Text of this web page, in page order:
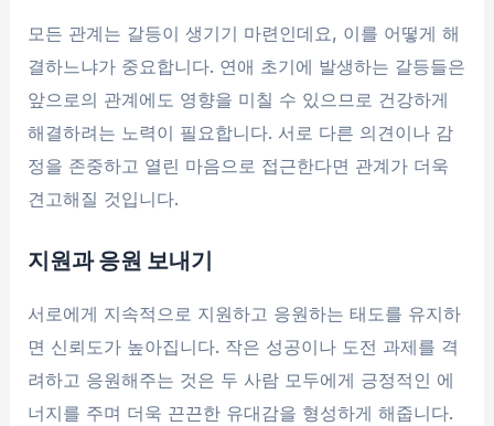
모든 관계는 갈등이 생기기 마련인데요, 이를 어떻게 해
결하느냐가 중요합니다. 연애 초기에 발생하는 갈등들은
앞으로의 관계에도 영향을 미칠 수 있으므로 건강하게
해결하려는 노력이 필요합니다. 서로 다른 의견이나 감
정을 존중하고 열린 마음으로 접근한다면 관계가 더욱
견고해질 것입니다.
지원과 응원 보내기
서로에게 지속적으로 지원하고 응원하는 태도를 유지하
면 신뢰도가 높아집니다. 작은 성공이나 도전 과제를 격
려하고 응원해주는 것은 두 사람 모두에게 긍정적인 에
너지를 주며 더욱 끈끈한 유대감을 형성하게 해줍니다.